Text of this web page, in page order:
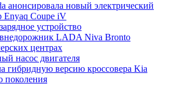
анонсировала новый электрический
Enyaq Coupe iV
устройство
LADA Niva Bronto
центрах
насос двигателя
гибридную версию кроссовера Kia
поколения